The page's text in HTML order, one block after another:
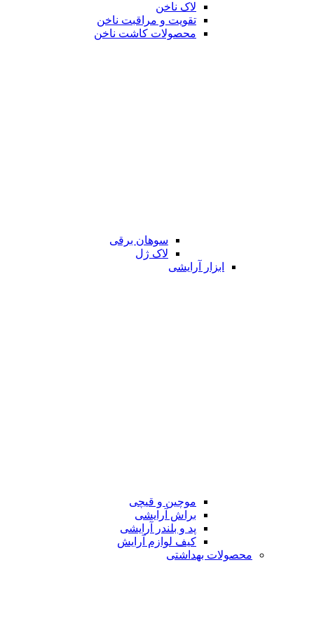
لاک ناخن
تقویت و مراقبت ناخن
محصولات کاشت ناخن
سوهان برقی
لاک ژل
ابزار آرایشی
موچین و قیچی
براش آرایشی
پد و بلندر آرایشی
کیف لوازم آرایش
محصولات بهداشتی